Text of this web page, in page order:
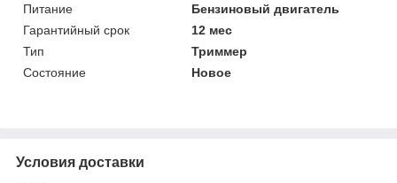
Питание
Бензиновый двигатель
Гарантийный срок
12 мес
Тип
Триммер
Состояние
Новое
Условия доставки